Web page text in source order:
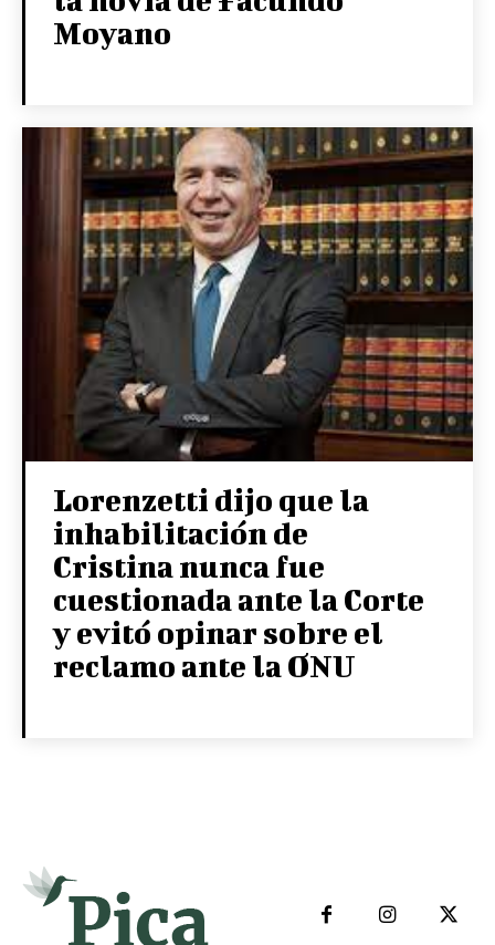
Moyano
Lorenzetti dijo que la
inhabilitación de
Cristina nunca fue
cuestionada ante la Corte
y evitó opinar sobre el
reclamo ante la ONU